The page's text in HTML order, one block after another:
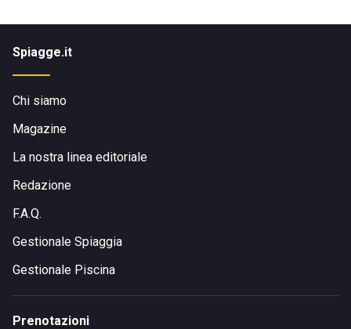
Spiagge.it
Chi siamo
Magazine
La nostra linea editoriale
Redazione
F.A.Q.
Gestionale Spiaggia
Gestionale Piscina
Prenotazioni